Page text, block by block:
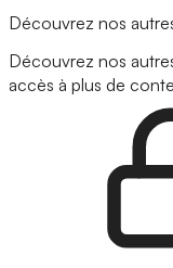
Découvrez nos
Découvrez nos
accès à plus de